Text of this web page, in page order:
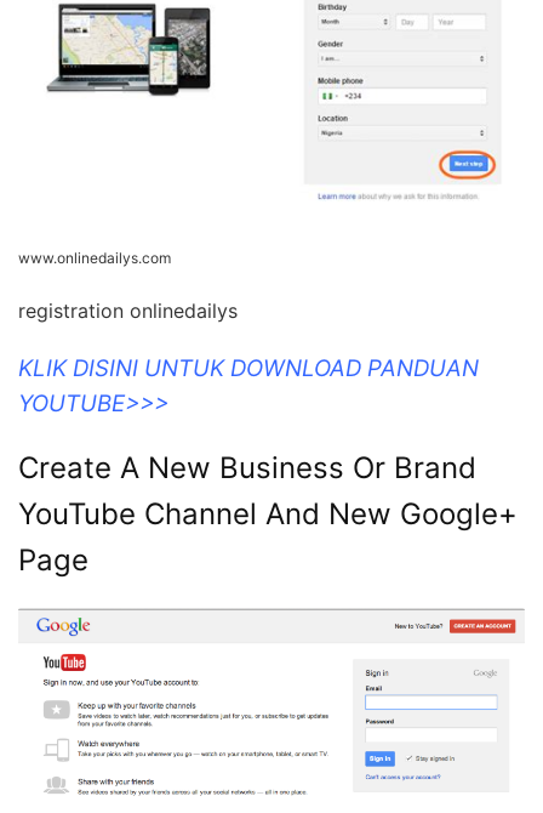
www.onlinedailys.com
registration onlinedailys
KLIK DISINI UNTUK DOWNLOAD PANDUAN
YOUTUBE>>>
Create A New Business Or Brand
YouTube Channel And New Google+
Page